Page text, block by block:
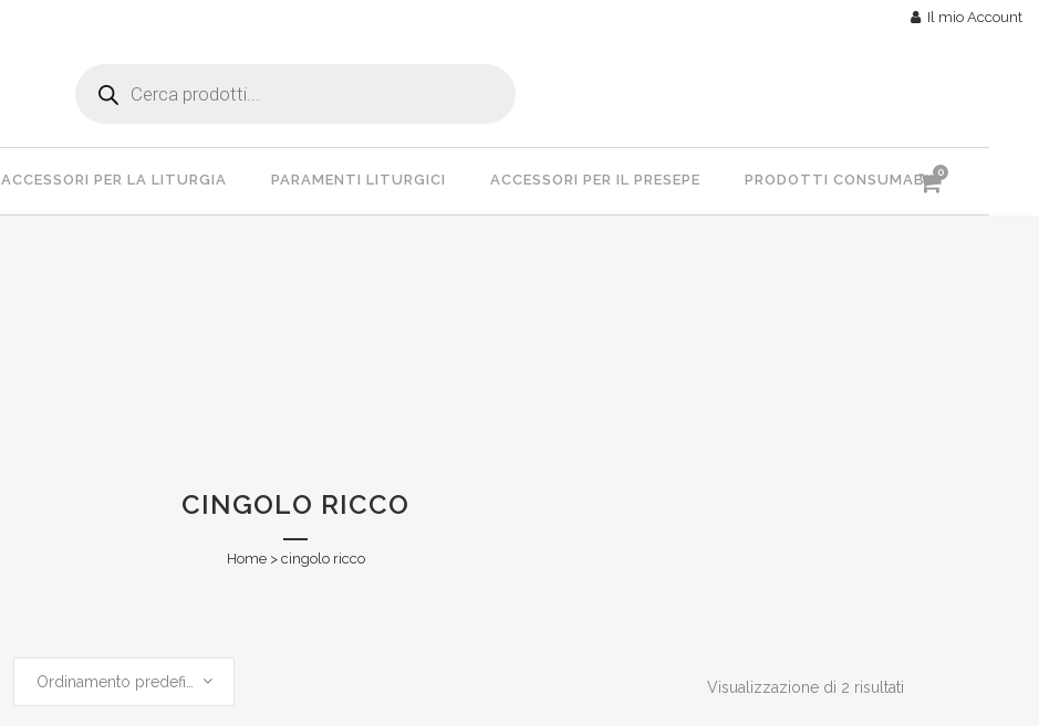
Il mio Account
search
ACCESSORI PER LA LITURGIA PARAMENTI LITURGICI ACCESSORI PER IL PRESEPE PRODOTTI CONSUMABILI0
CINGOLO RICCO
Home> cingolo ricco
Visualizzazione di 2 risultati